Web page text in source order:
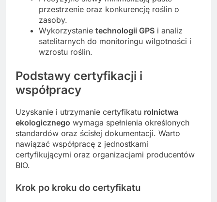
przestrzenie oraz konkurencję roślin o
zasoby.
Wykorzystanie technologii GPS i analiz
satelitarnych do monitoringu wilgotności i
wzrostu roślin.
Podstawy certyfikacji i
współpracy
Uzyskanie i utrzymanie certyfikatu rolnictwa
ekologicznego wymaga spełnienia określonych
standardów oraz ścisłej dokumentacji. Warto
nawiązać współpracę z jednostkami
certyfikującymi oraz organizacjami producentów
BIO.
Krok po kroku do certyfikatu